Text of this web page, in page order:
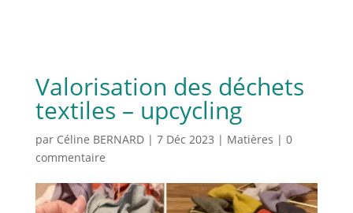
Valorisation des déchets
textiles – upcycling
par Céline BERNARD| 7 Déc 2023 | Matières | 0
commentaire